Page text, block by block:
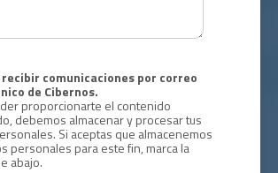
comunicaciones por correo
de Cibernos.
proporcionarte el contenido
debemos almacenar y procesar tus
Si aceptas que almacenemos
personales para este fin, marca la
abajo.